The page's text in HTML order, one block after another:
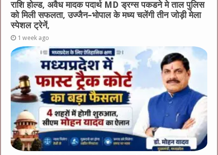
राशि होल्ड, अवैध मादक पदार्थ MD ड्रग्स पकडने मे ताल पुलिस
को मिली सफलता, उज्जैन–भोपाल के मध्य चलेंगी तीन जोड़ी मेला
स्पेशल ट्रेनें,
1 week ago